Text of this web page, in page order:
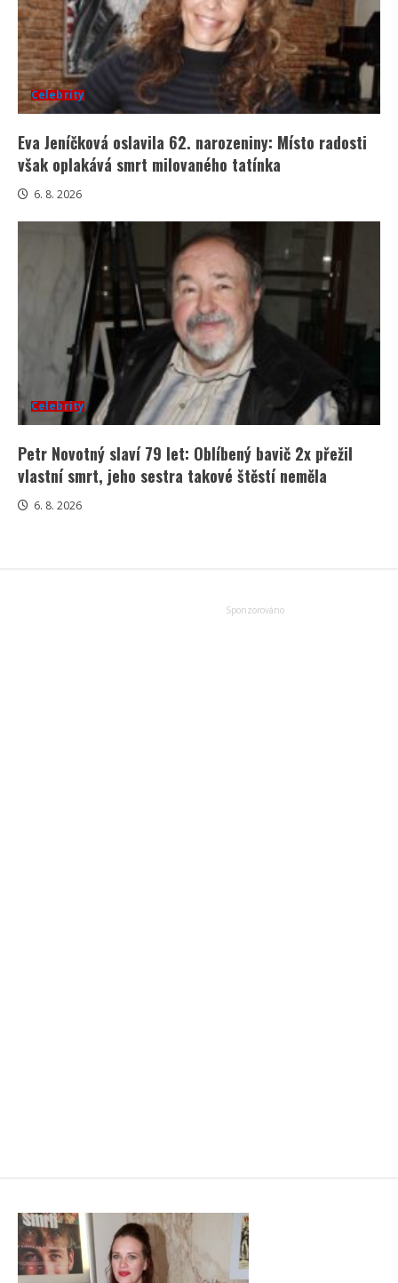
Celebrity
Eva Jeníčková oslavila 62. narozeniny: Místo radosti
však oplakává smrt milovaného tatínka
6. 8. 2026
Celebrity
Petr Novotný slaví 79 let: Oblíbený bavič 2x přežil
vlastní smrt, jeho sestra takové štěstí neměla
6. 8. 2026